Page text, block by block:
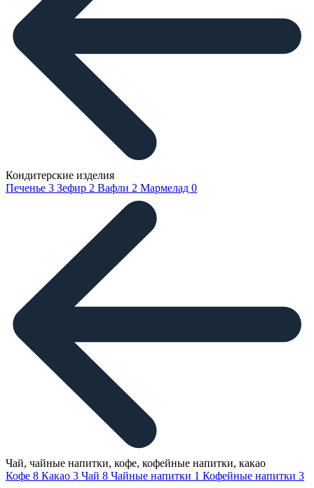
Кондитерские изделия
Печенье 3 Зефир 2 Вафли 2 Мармелад 0
Чай, чайные напитки, кофе, кофейные напитки, какао
Кофе 8 Какао 3 Чай 8 Чайные напитки 1 Кофейные напитки 3